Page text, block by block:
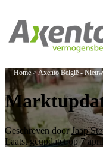
Home>Axento België -
Geschreven doorJaap
Laatst geüpdatet op 7